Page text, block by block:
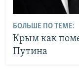
БОЛЬШЕ ПО ТЕМЕ:
Крым как
Путина